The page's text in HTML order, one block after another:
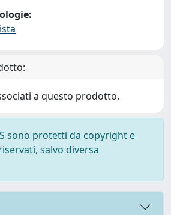
a questo prodotto.
sono protetti da copyright e
salvo diversa